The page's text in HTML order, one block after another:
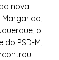
nova
o
PSD-M,